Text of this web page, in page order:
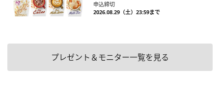
申込締切
2026.08.29（土）23:59まで
プレゼント＆モニター一覧を見る